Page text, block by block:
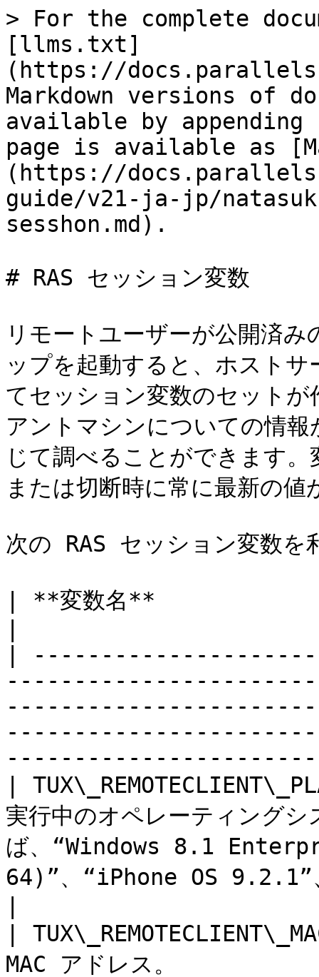
> For the complete
[llms.txt]
(https://
Markdown versions of
available by
page is available as
(https://
guide/v21-ja-jp/
sesshon.md).
# RAS セッション変数
リモートユーザーが公開済
ップを起動すると、ホス
てセッション変数のセット
アントマシンについての情
じて調べることができます
または切断時に常に最新の値
次の RAS セッション変数を
| **変数名**
|
|
実行中のオペレーティング
ば、“Windows 8.1
64)”、“iPhone OS
|
MAC アドレス。